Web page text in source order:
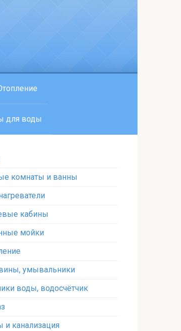
для воды
комнаты и ванны
кабины
мойки
умывальники
воды, водосчётчик
и канализация